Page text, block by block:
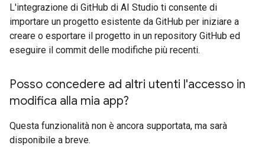
L'integrazione di GitHub di AI Studio ti consente di
importare un progetto esistente da GitHub per iniziare a
creare o esportare il progetto in un repository GitHub ed
eseguire il commit delle modifiche più recenti.
Posso concedere ad altri utenti l'accesso in
modifica alla mia app?
Questa funzionalità non è ancora supportata, ma sarà
disponibile a breve.